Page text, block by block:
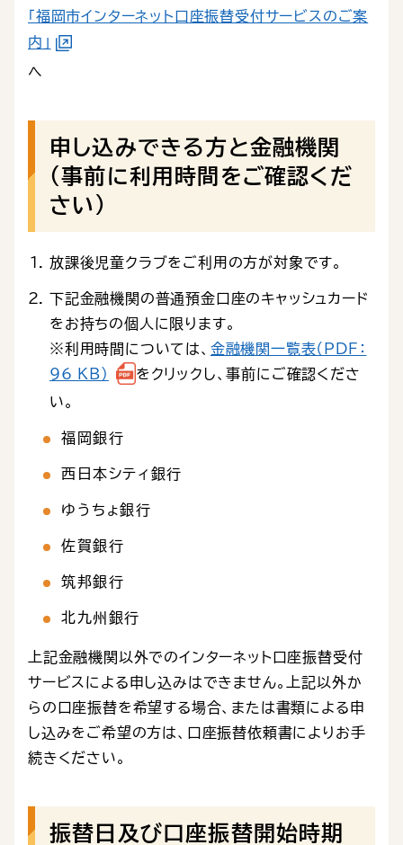
「福岡市インターネット口座振替受付サービスのご案
内」
へ
申し込みできる方と金融機関
（事前に利用時間をご確認くだ
さい）
放課後児童クラブをご利用の方が対象です。
下記金融機関の普通預金口座のキャッシュカード
をお持ちの個人に限ります。
※利用時間については、 金融機関一覧表（PDF：
96 KB）
をクリックし、事前にご確認くださ
い。
福岡銀行
西日本シティ銀行
ゆうちょ銀行
佐賀銀行
筑邦銀行
北九州銀行
上記金融機関以外でのインターネット口座振替受付
サービスによる申し込みはできません。上記以外か
らの口座振替を希望する場合、または書類による申
し込みをご希望の方は、口座振替依頼書によりお手
続きください。
振替日及び口座振替開始時期